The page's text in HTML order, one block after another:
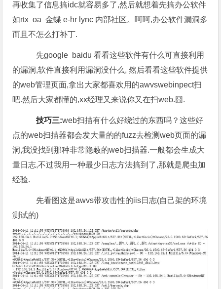
再收集了信息搞idc就容易多了,然后就想着先搞办公软件
如rtx oa 金蝶 e-hr lync 内部社区。呵呵,办公软件漏洞多
而且不怎么打补丁.
先google baidu 看看这些软件有什么可直接利用
的漏洞,软件直接利用漏洞没什么, 然后看看这些软件提供
的web管理页面,拿出大家都喜欢用的awvswebinpect扫
吧.然后大家都懂的,xx经理又来说你又在扫web.囧.
技巧三:web扫描有什么好绕过的东西吗？这些好
点的web扫描器都会发大量的的fuzz去检测web页面的漏
洞,我没找到那种非常隐蔽的web扫描器.一般都会生成大
量日志,不过我用一种最少日志方法搞到了,那就是爬虫加
经验.
先看图这是awvs带攻击性的iis日志(自己架的环境
测试的)